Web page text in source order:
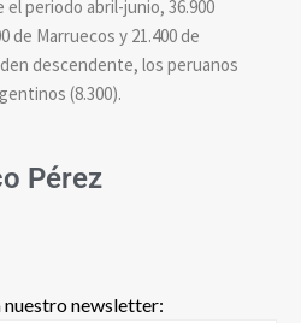
periodo abril-junio, 36.900
de Marruecos y 21.400 de
descendente, los peruanos
(8.300).
Pérez
nuestro newsletter: